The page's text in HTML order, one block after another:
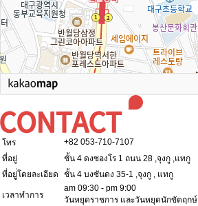
โทร
+82 053-710-7107
ที่อยู่
ชั้น 4 ดงซองโร 1 ถนน 28 ,จุงกู ,แทกู
ที่อยูู่่โดยละเอียด
ชั้น 4 บงซันดง 35-1 ,จุงกู , แทกู
เวลาทำการ
am 09:30 - pm 9:00
วันหยุดราชการ และวันหยุดนักขัตฤกษ์